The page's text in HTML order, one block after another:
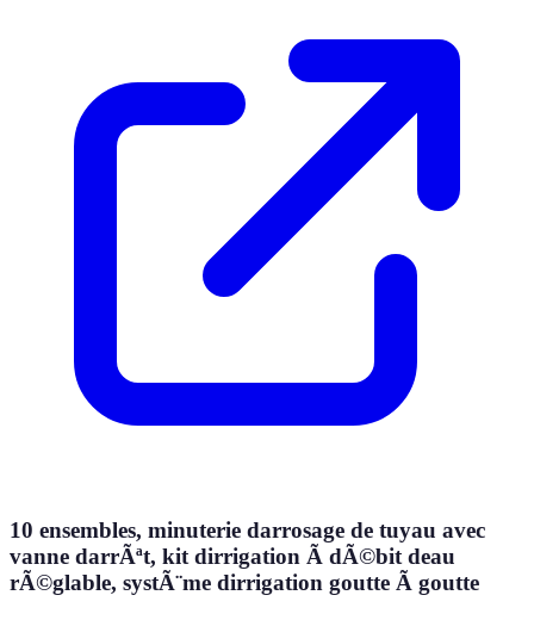
10 ensembles, minuterie darrosage de tuyau avec
vanne darrÃªt, kit dirrigation Ã dÃ©bit deau
rÃ©glable, systÃ¨me dirrigation goutte Ã goutte